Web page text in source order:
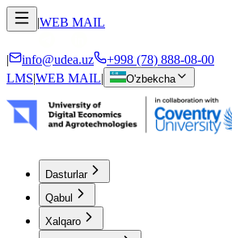
|WEB MAIL
| info@udea.uz
+998 (78) 888-08-00
LMS|WEB MAIL| O'zbekcha
Dasturlar
Qabul
Xalqaro